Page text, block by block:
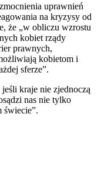
uprawnień
na kryzysy od
że „w obliczu wzrostu
kobiet rządy
prawnych,
kobietom i
sferze”.
kraje nie zjednoczą
nas nie tylko
świecie”.